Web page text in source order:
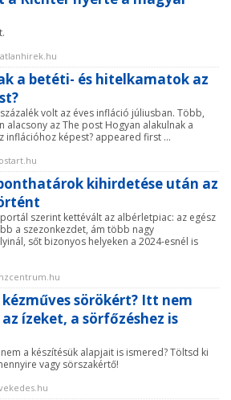
a betéti- és hitelkamatok az
volt az éves infláció júliusban. Több,
alacsony az The post Hogyan alakulnak a
inflációhoz képest? appeared first ...
kihirdetése után az
szerint kettévált az albérletpiac: az egész
a szezonkezdet, ám több nagy
sőt bizonyos helyeken a 2024-esnél is
kézműves sörökért? Itt nem
ízeket, a sörfőzéshez is
a készítésük alapjait is ismered? Töltsd ki
vagy sörszakértő!